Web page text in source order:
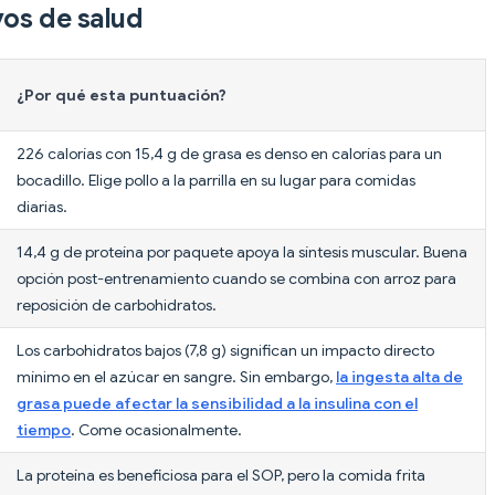
de salud
¿Por qué esta puntuación?
226 calorías con 15,4 g de grasa es denso en calorías para un
bocadillo. Elige pollo a la parrilla en su lugar para comidas
diarias.
14,4 g de proteína por paquete apoya la síntesis muscular. Buena
opción post-entrenamiento cuando se combina con arroz para
reposición de carbohidratos.
Los carbohidratos bajos (7,8 g) significan un impacto directo
mínimo en el azúcar en sangre. Sin embargo, la ingesta alta de
grasa puede afectar la sensibilidad a la insulina con el
tiempo. Come ocasionalmente.
La proteína es beneficiosa para el SOP, pero la comida frita